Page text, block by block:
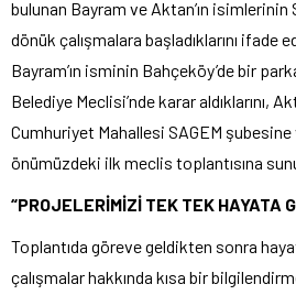
bulunan Bayram ve Aktan’ın isimlerinin
dönük çalışmalara başladıklarını ifade
Bayram’ın isminin Bahçeköy’de bir
Belediye Meclisi’nde karar aldıklarını,
Cumhuriyet Mahallesi SAGEM
önümüzdeki ilk meclis toplantısına
“PROJELERİMİZİ TEK TEK HAYATA
Toplantıda göreve geldikten sonra
çalışmalar hakkında kısa bir